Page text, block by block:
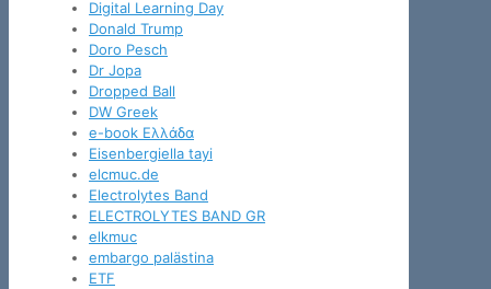
Digital Learning Day
Donald Trump
Doro Pesch
Dr Jopa
Dropped Ball
DW Greek
e-book Ελλάδα
Eisenbergiella tayi
elcmuc.de
Electrolytes Band
ELECTROLYTES BAND GR
elkmuc
embargo palästina
ETF